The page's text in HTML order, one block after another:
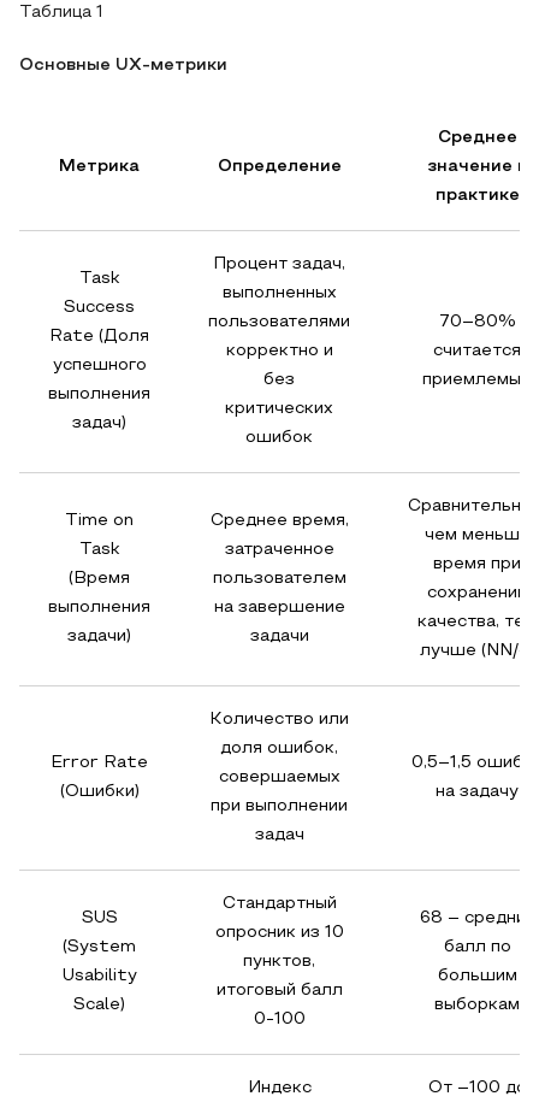
Таблица 1
Основные UX-метрики
Метрика Определение
Среднее
значение в
практике
Task
Success
Rate (Доля
успешного
выполнения
задач)
Процент задач,
выполненных
пользователями
корректно и
без
критических
ошибок
70–80%
считается
приемлемым
Time on
Task
(Время
выполнения
задачи)
Среднее время,
затраченное
пользователем
на завершение
задачи
чем меньше
время при
сохранении
качества, тем
лучше (NN/g)
Error Rate
(Ошибки)
Количество или
доля ошибок,
совершаемых
при выполнении
задач
0,5–1,5
на задачу
SUS
(System
Usability
Scale)
Стандартный
опросник из 10
пунктов,
итоговый балл
0-100
68 – средний
балл по
большим
выборкам
Индекс
От –100 до